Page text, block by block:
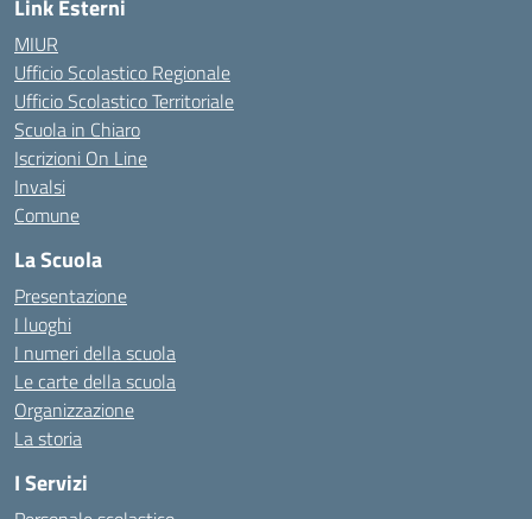
Link Esterni
MIUR
Ufficio Scolastico Regionale
Ufficio Scolastico Territoriale
Scuola in Chiaro
Iscrizioni On Line
Invalsi
Comune
La Scuola
Presentazione
I luoghi
I numeri della scuola
Le carte della scuola
Organizzazione
La storia
I Servizi